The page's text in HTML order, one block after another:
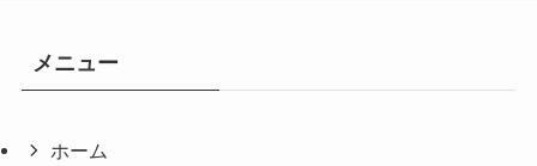
メニュー
ホーム